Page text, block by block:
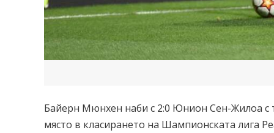
Байерн Мюнхен наби с 2:0 Юнион Сен-Жилоа с
място в класирането на Шампионската лига